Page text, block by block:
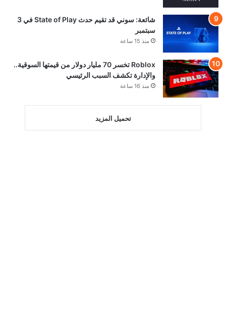
شائعة: سوني قد تقيم حدث State of Play في 3
سبتمبر
منذ 15 ساعة
Roblox تخسر 70 مليار دولار من قيمتها السوقية..
والإدارة تكشف السبب الرئيسي
منذ 16 ساعة
تحميل المزيد